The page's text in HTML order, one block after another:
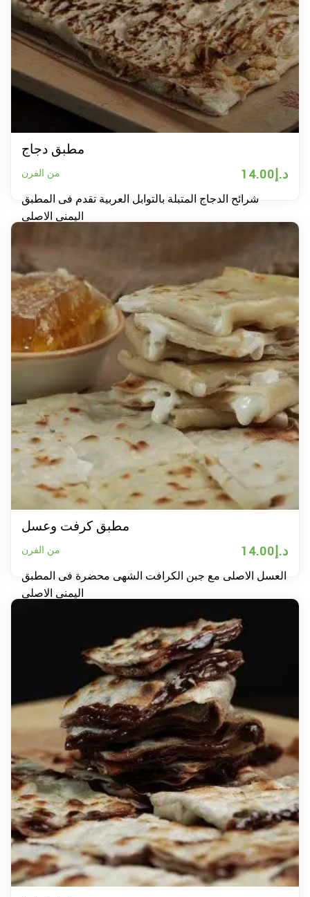
مطبق دجاج
من الفرن د.إ14.00
شرائح الدجاج المتبلة بالتوابل العربية تقدم فى المطبق
اليمنى الاصلى
مطبق كرفت وعسل
من الفرن د.إ14.00
العسل الاصلى مع جبن الكرافت الشهى محضرة فى المطبق
اليمنى الاصلى